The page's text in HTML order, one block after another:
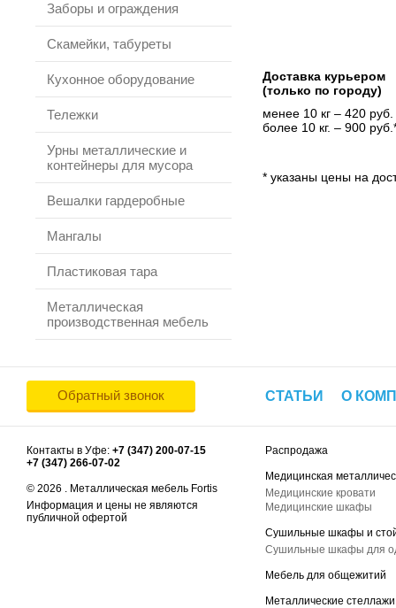
Заборы и ограждения
Скамейки, табуреты
Кухонное оборудование
Тележки
Урны металлические и
контейнеры для мусора
Вешалки гардеробные
Мангалы
Пластиковая тара
Металлическая
производственная мебель
Доставка курьером
(только по городу)
менее 10 кг – 420 руб.
более 10 кг. – 900
* указаны цены на
Обратный звонок СТАТЬИ О
Контакты в Уфе: +7 (347) 200-07-15
+7 (347) 266-07-02
© 2026 . Металлическая мебель Fortis
Информация и цены не являются
публичной офертой
Распродажа
Медицинская
Медицинские кровати
Медицинские шкафы
Сушильные шкафы и
Сушильные шкафы для
Мебель для общежитий
Металлические стеллажи